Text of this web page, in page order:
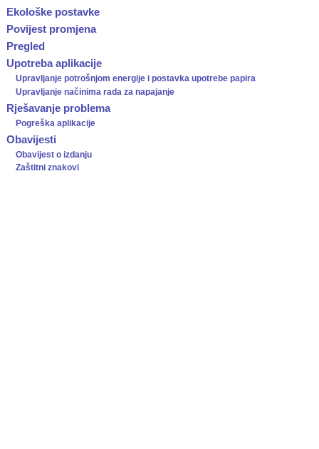
Ekološke postavke
Povijest promjena
Pregled
Upotreba aplikacije
Upravljanje potrošnjom energije i postavka upotrebe papira
Upravljanje načinima rada za napajanje
Rješavanje problema
Pogreška aplikacije
Obavijesti
Obavijest o izdanju
Zaštitni znakovi